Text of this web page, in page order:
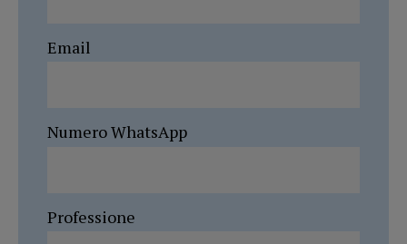
Email
Numero WhatsApp
Professione